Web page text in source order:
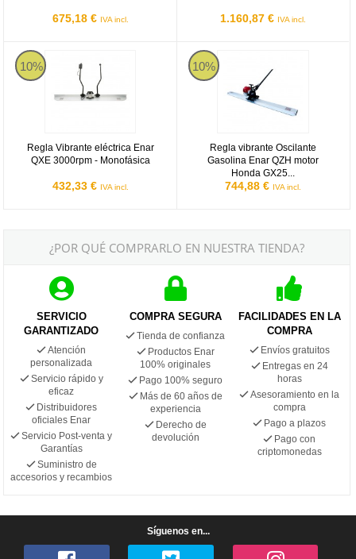
675,18 € IVA incl. 1.160,87 € IVA incl.
10%
Regla Vibrante eléctrica Enar
QXE 3000rpm - Monofásica
432,33 € IVA incl.
Regla Vibrante eléctrica Enar QXE 3000rpm - Monofásica
10%
Regla vibrante Oscilante
Gasolina Enar QZH motor
Honda GX25...
744,88 € IVA incl.
Regla vibrante Oscilante
¿POR QUÉ COMPRARLO EN NUESTRA TIENDA?
SERVICIO
GARANTIZADO
Atención
personalizada
Servicio rápido y
eficaz
Distribuidores
oficiales Enar
Servicio Post-venta y
Garantías
Suministro de
accesorios y recambios
COMPRA SEGURA
Tienda de confianza
Productos Enar
100% originales
Pago 100% seguro
Más de 60 años de
experiencia
Derecho de
devolución
FACILIDADES EN LA
COMPRA
Envíos gratuitos
Entregas en 24
horas
Asesoramiento en la
compra
Pago a plazos
Pago con
criptomonedas
Síguenos en...